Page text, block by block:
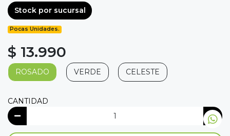
Stock por sucursal
Pocas Unidades.
$ 13.990
ROSADO VERDE CELESTE
CANTIDAD